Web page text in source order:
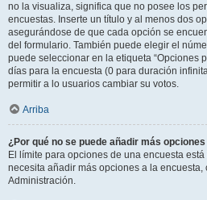
no la visualiza, significa que no posee los
encuestas. Inserte un título y al menos dos
asegurándose de que cada opción se
del formulario. También puede elegir el
puede seleccionar en la etiqueta “Opciones
días para la encuesta (0 para duración
permitir a lo usuarios cambiar su votos.
Arriba
¿Por qué no se puede añadir más
El límite para opciones de una encuesta
necesita añadir más opciones a la
Administración.